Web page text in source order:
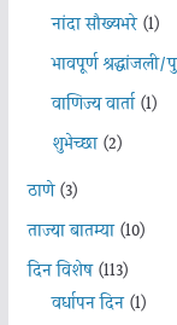
नांदा सौख्यभरे(1)
भावपूर्ण
वाणिज्य वार्ता(1)
शुभेच्छा(2)
ठाणे(3)
ताज्या बातम्या(10)
दिन विशेष(113)
वर्धापन दिन(1)